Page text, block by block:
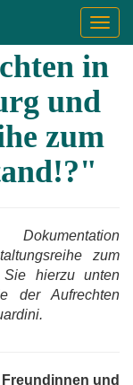
in
und
zum
zum
Sie hierzu unten
der Aufrechten
und